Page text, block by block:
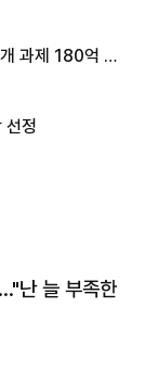
과제 180억 지
선정
난 늘 부족한